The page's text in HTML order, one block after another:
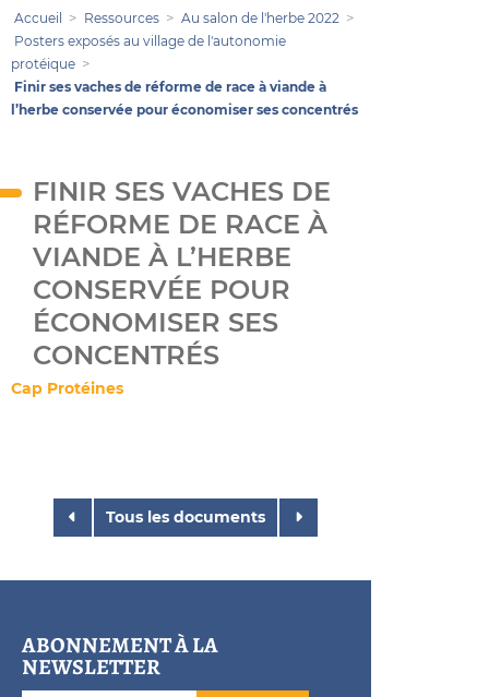
Accueil Ressources
Au salon de l'herbe 2022
Posters exposés au village de l'autonomie
protéique
Finir ses vaches de réforme de race à viande à
l’herbe conservée pour économiser ses concentrés
FINIR SES VACHES DE
RÉFORME DE RACE À
VIANDE À L’HERBE
CONSERVÉE POUR
ÉCONOMISER SES
CONCENTRÉS
Cap Protéines
Tous les documents
ABONNEMENT À LA
NEWSLETTER